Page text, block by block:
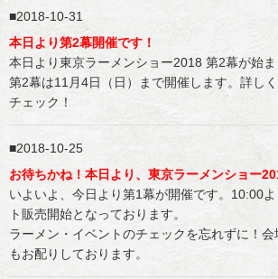
2018-10-31
本日より第2幕開催です！
本日より東京ラーメンショー2018 第2幕が始ま
第2幕は11月4日（日）まで開催します。詳し
チェック！
2018-10-25
お待ちかね！本日より、東京ラーメンショー
いよいよ、今日より第1幕が開催です。10:00
ト販売開始となっております。
ラーメン・イベントのチェックを忘れずに！
もお配りしております。